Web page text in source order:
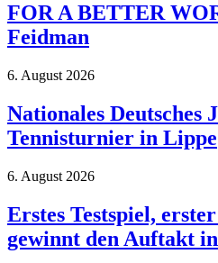
FOR A BETTER
Feidman
6. August 2026
Nationales Deutsches
Tennisturnier in Lippe
6. August 2026
Erstes Testspiel,
gewinnt den Auftakt